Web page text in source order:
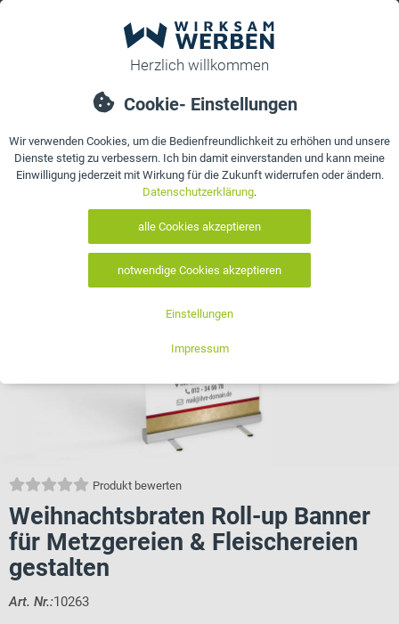
Produkt bewerten
Weihnachtsbraten Roll-up Banner
für Metzgereien & Fleischereien
gestalten
Art. Nr.:10263
Details Bewertungen Kontakt